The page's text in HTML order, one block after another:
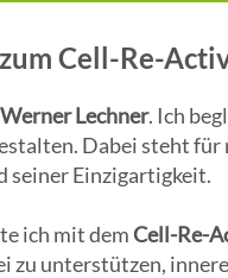
Cell-Re-
Werner Lechner. Ich
Dabei steht
seiner Einzigartigkeit.
ich mit demCell-Re-
zu unterstützen,